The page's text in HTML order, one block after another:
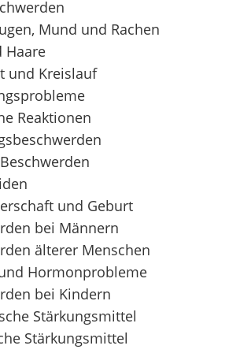
Mund und Rachen
Haare
und Kreislauf
Reaktionen
und Geburt
bei Männern
älterer Menschen
Hormonprobleme
bei Kindern
Stärkungsmittel
Stärkungsmittel